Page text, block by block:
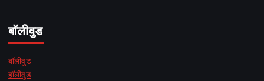
बॉलीवुड
बॉलीवुड
हॉलीवुड